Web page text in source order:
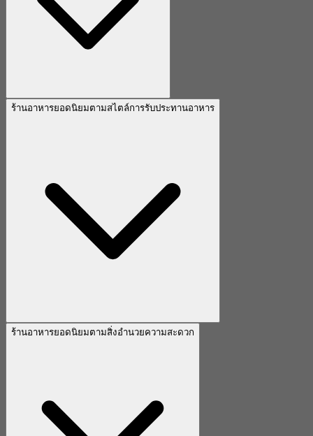
ร้านอาหารยอดนิยมตามสไตล์การรับประทานอาหาร
ร้านอาหารยอดนิยมตามสิ่งอำนวยความสะดวก